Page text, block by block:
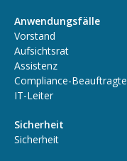
Anwendungsfälle
Vorstand
Aufsichtsrat
Assistenz
Compliance-Beauftragte
IT-Leiter
Sicherheit
Sicherheit